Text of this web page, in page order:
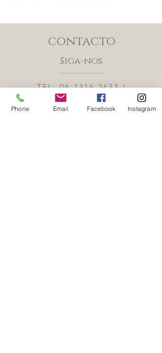
contacto
Siga-nos
TEL:06-1316-2633/
info@shopforbrigadeiros.nl
Tiel, Nederland
Phone Email Facebook Instagram